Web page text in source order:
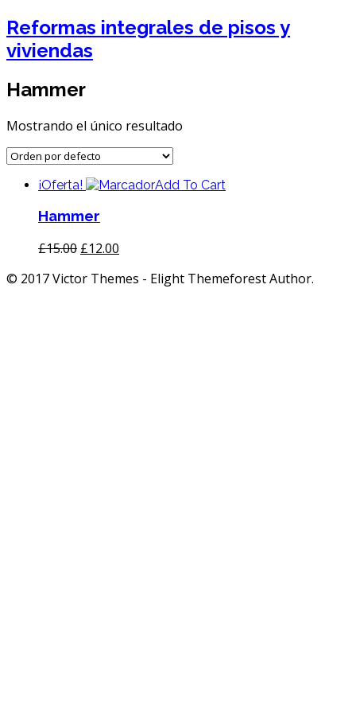
Reformas integrales de pisos y
viviendas
Hammer
Mostrando el único resultado
¡Oferta! Add To Cart
Hammer
£15.00 £12.00
© 2017 Victor Themes - Elight Themeforest Author.